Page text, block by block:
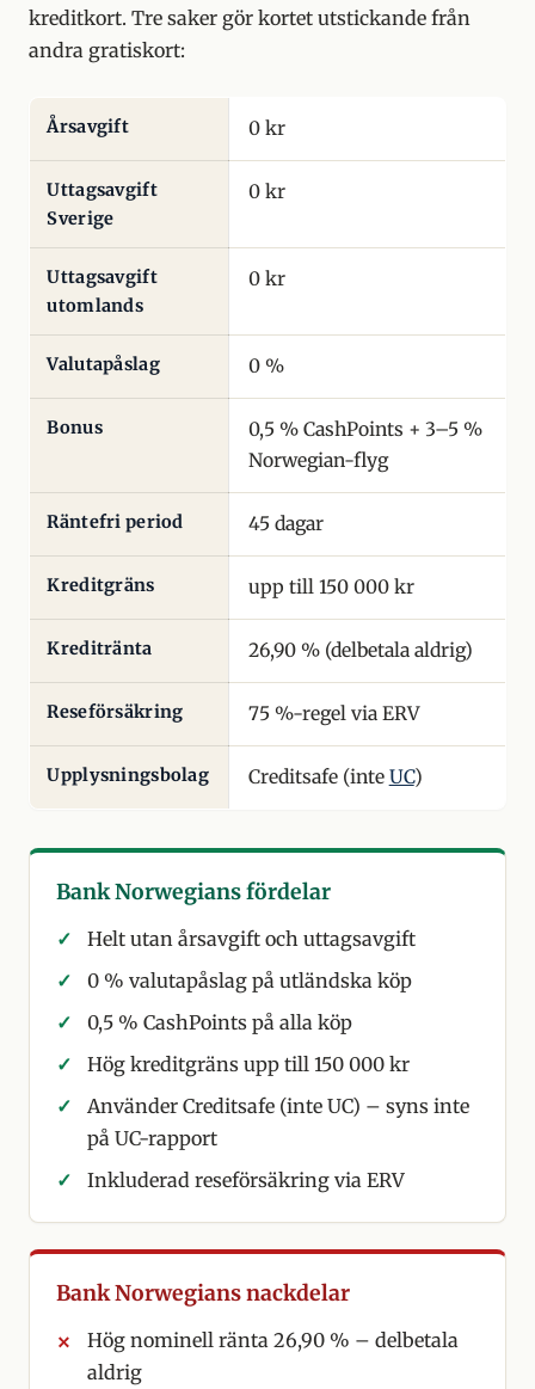
kreditkort. Tre saker gör kortet utstickande från
andra gratiskort:
Årsavgift 0 kr
Uttagsavgift
Sverige
0 kr
Uttagsavgift
utomlands
0 kr
Valutapåslag 0 %
Bonus
0,5 % CashPoints + 3–5 %
Norwegian-flyg
Räntefri period 45 dagar
Kreditgräns upp till 150 000 kr
Kreditränta 26,90 % (delbetala aldrig)
Reseförsäkring 75 %-regel via ERV
Upplysningsbolag Creditsafe (inte UC)
Bank Norwegians fördelar
Helt utan årsavgift och uttagsavgift
0 % valutapåslag på utländska köp
0,5 % CashPoints på alla köp
Hög kreditgräns upp till 150 000 kr
Använder Creditsafe (inte UC) – syns inte
på UC-rapport
Inkluderad reseförsäkring via ERV
Bank Norwegians nackdelar
Hög nominell ränta 26,90 % – delbetala
aldrig